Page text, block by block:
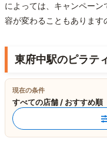
によっては、キャンペー
容が変わることもあります
東府中駅のピラテ
現在の条件
すべての店舗 / おすすめ順